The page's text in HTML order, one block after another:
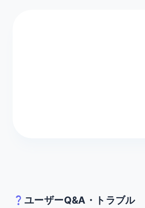
question_mark ユーザーQ&A・トラブル